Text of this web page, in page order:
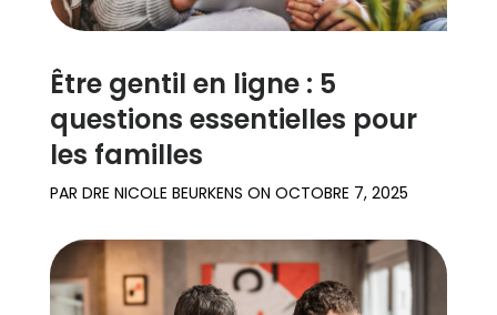
Être gentil en ligne : 5
questions essentielles pour
les familles
PAR DRE NICOLE BEURKENS ON OCTOBRE 7, 2025